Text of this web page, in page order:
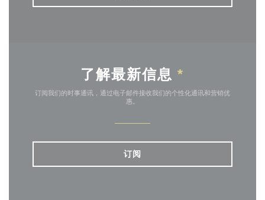
了解最新信息 *
订阅我们的时事通讯，通过电子邮件接收我们的个性化通讯和营销优
惠。
订阅